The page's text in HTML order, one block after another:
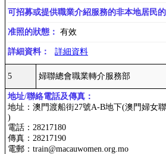
可招募或提供職業介紹服務的非本地居民
准照的狀態： 有效
詳細資料： 詳細資料
5 婦聯總會職業轉介服務部
地址/聯絡電話及傳真：
地址：澳門渡船街27號A-B地下(澳門婦女
)
電話：28217180
傳真：28217190
電郵：train@macauwomen.org.mo